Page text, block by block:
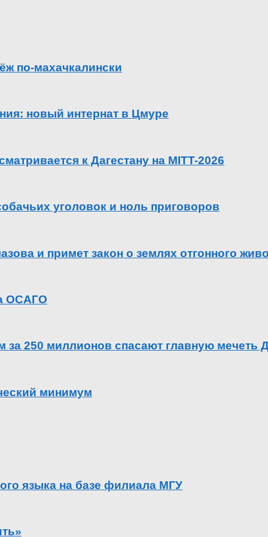
по-махачкалински
новый интернат в Цмуре
к Дагестану на MITT-2026
уголовок и ноль приговоров
и примет закон о землях отгонного
ОСАГО
за 250 миллионов спасают главную мечеть
минимум
языка на базе филиала МГУ